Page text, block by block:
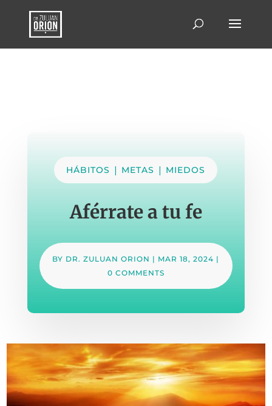
HÁBITOS | METAS | MIEDOS
Aférrate a tu fe
BY DR. ZULUAN ORION | MAR 18, 2024 |
0 COMMENTS